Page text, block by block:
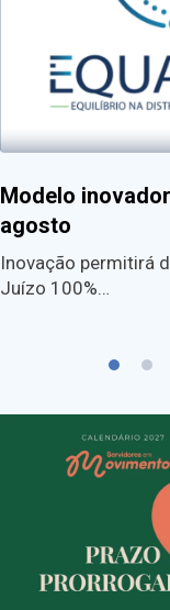
Modelo
agosto
Inovação permitirá
Juízo 100%…